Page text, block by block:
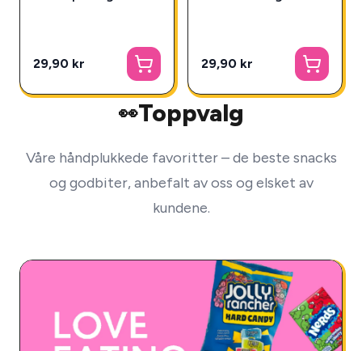
29,90 kr 29,90 kr
👀Toppvalg
Våre håndplukkede favoritter – de beste snacks
og godbiter, anbefalt av oss og elsket av
kundene.